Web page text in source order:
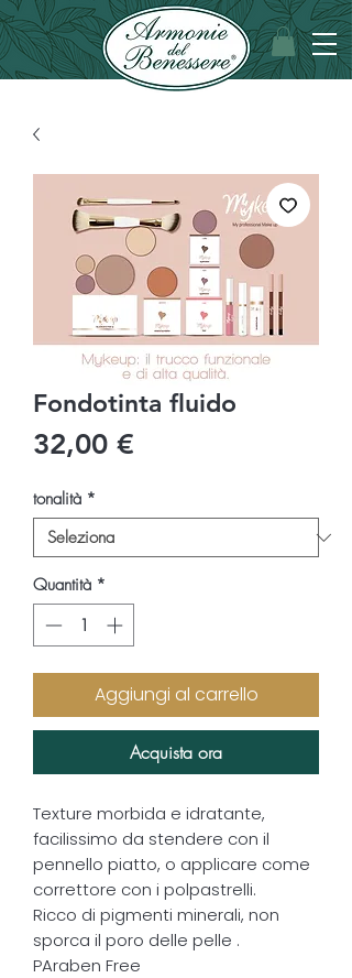
Fondotinta fluido
32,00 €
tonalità *
Quantità *
Aggiungi al carrello
Acquista ora
Texture morbida e idratante,
facilissimo da stendere con il
pennello piatto, o applicare come
correttore con i polpastrelli.
Ricco di pigmenti minerali, non
sporca il poro delle pelle .
PAraben Free